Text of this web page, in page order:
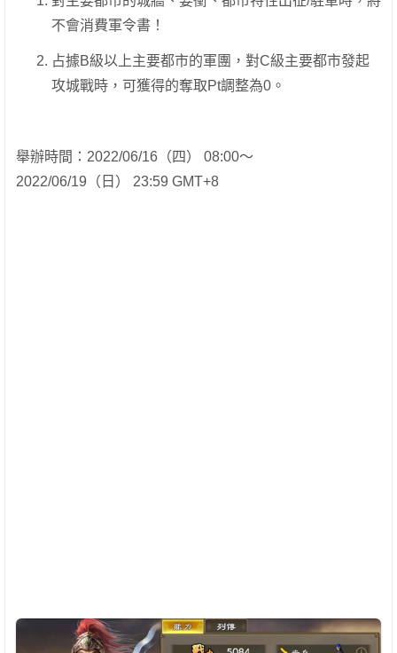
不會消費軍令書！
占據B級以上主要都市的軍團，對C級主要都市發起
攻城戰時，可獲得的奪取Pt調整為0。
舉辦時間：2022/06/16（四） 08:00～
2022/06/19（日） 23:59 GMT+8